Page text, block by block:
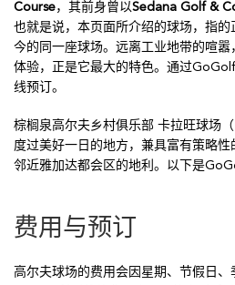
Course，其前身曾以Sedana Golf &
也就是说，本页面所介绍的球场，指
今的同一座球场。远离工业地带的喧
体验，正是它最大的特色。通过
线预订。
棕榈泉高尔夫乡村俱乐部 卡拉旺球场
度过美好一日的地方，兼具富有策略
邻近雅加达都会区的地利。以下是
费用与预订
高尔夫球场的费用会因星期、节假日、